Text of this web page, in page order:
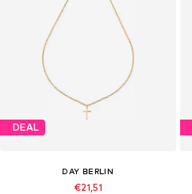
DEAL
DAY BERLIN
€21,51